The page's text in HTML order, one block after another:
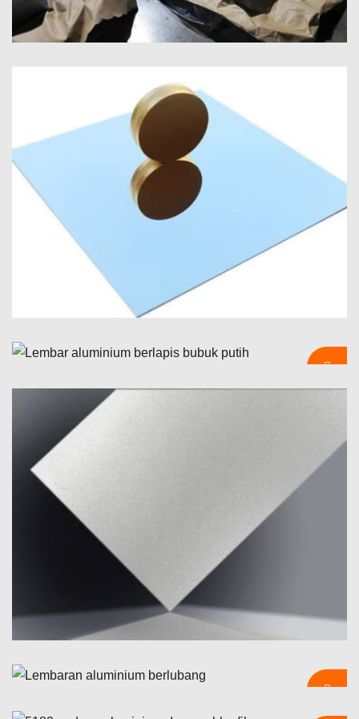
Pelajari bagaimana tingkat kelautan 5086 Pelat aluminium H116
memberikan kinerja luar biasa pada lambung kapal, dek, dan
peralatan lepas pantai dengan keseimbangan kekuatan yang
terbukti, daya tahan, dan desain ringan.
Lembar Cermin Aluminium Reflektifitas
Lembaran cermin aluminium dengan reflektifitas sangat tinggi
dengan reflektansi tampak 95–98%., sebaran rendah (ini <1%),
dan saran spesifikasi untuk BRDF, kurva spektral dan lapisan.
Lembar Aluminium Berlapis Bubuk Putih
Jelajahi lembaran aluminium berlapis bubuk putih premium
dengan ketahanan cuaca yang unggul, Perlindungan goresan,
dan hasil akhir yang halus - ideal untuk arsitektur, papan tanda,
Plat Aluminium Anodized